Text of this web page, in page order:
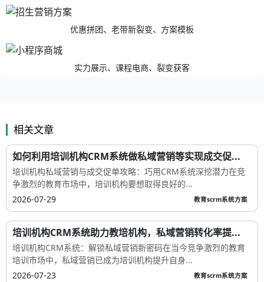
优惠拼团、老带新裂变、方案模板
实力展示、课程电商、裂变获客
相关文章
如何利用培训机构CRM系统做私域营销等实现成交促...
培训机构私域营销与成交促单攻略：巧用CRM系统深挖潜力在竞
争激烈的教育市场中，培训机构要想取得良好的...
2026-07-29
教育scrm系统方案
培训机构CRM系统助力教培机构，私域营销转化率提...
培训机构CRM系统：解锁私域营销新密码在当今竞争激烈的教育
培训市场中，私域营销已成为培训机构提升自身...
2026-07-23
教育scrm系统方案